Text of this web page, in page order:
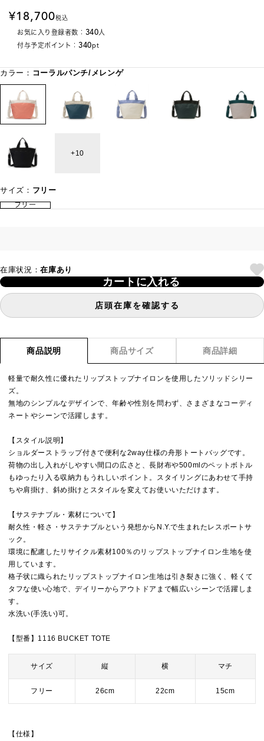
18,700税込
お気に入り登録者数： 340人
付与予定ポイント： 340pt
カラー： コーラルパンチ/メレンゲ
10
サイズ： フリー
フリー
在庫状況：在庫あり
カートに入れる
店頭在庫を確認する
商品説明 商品サイズ 商品詳細
軽量で耐久性に優れたリップストップナイロンを使用したソリッドシリー
ズ。
無地のシンプルなデザインで、年齢や性別を問わず、さまざまなコーディ
ネートやシーンで活躍します。
【スタイル説明】
ショルダーストラップ付きで便利な2way仕様の舟形トートバッグです。
荷物の出し入れがしやすい間口の広さと、長財布や500mlのペットボトル
もゆったり入る収納力もうれしいポイント。スタイリングにあわせて手持
ちや肩掛け、斜め掛けとスタイルを変えてお使いいただけます。
【サステナブル・素材について】
耐久性・軽さ・サステナブルという発想からN.Y.で生まれたレスポートサ
ック。
環境に配慮したリサイクル素材100％のリップストップナイロン生地を使
用しています。
格子状に織られたリップストップナイロン生地は引き裂きに強く、軽くて
タフな使い心地で、デイリーからアウトドアまで幅広いシーンで活躍しま
す。
水洗い(手洗い)可。
【型番】1116 BUCKET TOTE
サイズ 縦 横 マチ
フリー 26cm 22cm 15cm
【仕様】